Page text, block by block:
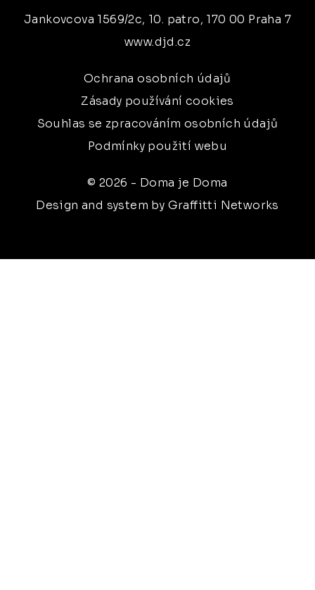
Jankovcova 1569/2c, 10. patro, 170 00 Praha 7
www.djd.cz
Ochrana osobních údajů
Zásady používání cookies
Souhlas se zpracováním osobních údajů
Podmínky použití webu
© 2026 - Doma je Doma
Design and system by Graffitti Networks